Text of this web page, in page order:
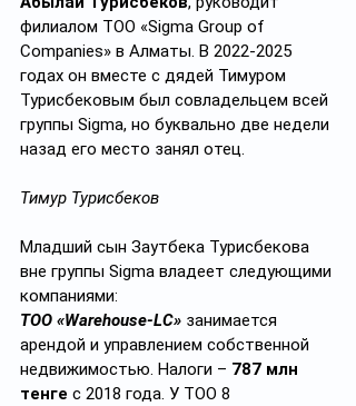
филиалом ТОО «Sigma Group of
Companies» в Алматы. В 2022-2025
годах он вместе с дядей Тимуром
Турисбековым был совладельцем всей
группы Sigma, но буквально две недели
назад его место занял отец.
Тимур Турисбеков
Младший сын Заутбека Турисбекова
вне группы Sigma владеет следующими
компаниями:
ТОО «Warehouse-LC» занимается
арендой и управлением собственной
недвижимостью. Налоги – 787 млн
тенге с 2018 года. У ТОО 8